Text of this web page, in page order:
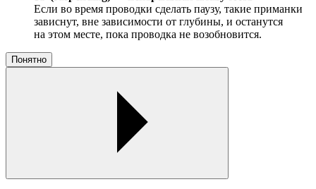
Если во время проводки сделать паузу, такие приманки
зависнут, вне зависимости от глубины, и останутся
на этом месте, пока проводка не возобновится.
Понятно